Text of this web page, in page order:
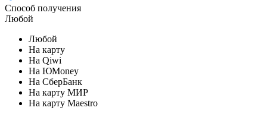
Способ получения
Любой
Любой
На карту
На Qiwi
На ЮMoney
На СберБанк
На карту МИР
На карту Maestro